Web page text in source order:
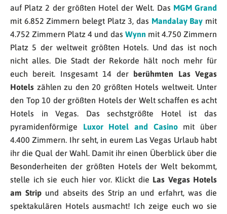
auf Platz 2 der größten Hotel der Welt. Das MGM Grand
mit 6.852 Zimmern belegt Platz 3, das Mandalay Bay mit
4.752 Zimmern Platz 4 und das Wynn mit 4.750 Zimmern
Platz 5 der weltweit größten Hotels. Und das ist noch
nicht alles. Die Stadt der Rekorde hält noch mehr für
euch bereit. Insgesamt 14 derberühmten Las Vegas
Hotels zählen zu den 20 größten Hotels weltweit. Unter
den Top 10 der größten Hotels der Welt schaffen es acht
Hotels in Vegas. Das sechstgrößte Hotel ist das
pyramidenförmige Luxor Hotel and Casinomit über
4.400 Zimmern. Ihr seht, in eurem Las Vegas Urlaub habt
ihr die Qual der Wahl. Damit ihr einen Überblick über die
Besonderheiten der größten Hotels der Welt bekommt,
stelle ich sie euch hier vor. Klickt die Las Vegas Hotels
am Strip und abseits des Strip an und erfahrt, was die
spektakulären Hotels ausmacht! Ich zeige euch wo sie